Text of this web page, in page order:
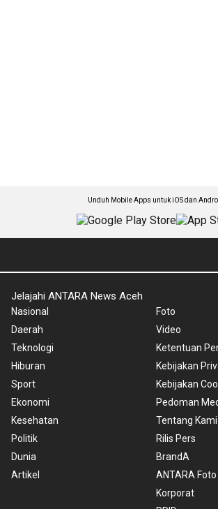
Unduh Mobile Apps untuk iOS dan
Jelajahi ANTARA News Aceh
Nasional
Daerah
Teknologi
Hiburan
Sport
Ekonomi
Kesehatan
Politik
Dunia
Artikel
Foto
Video
Ketentuan
Kebijakan
Kebijakan
Pedoman
Tentang Kami
Rilis Pers
BrandA
ANTARA Foto
Korporat